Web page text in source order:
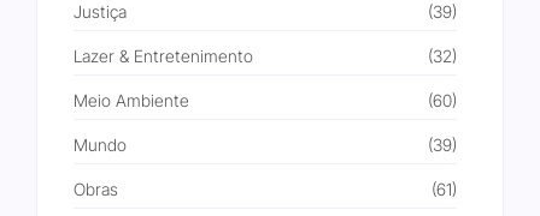
Justiça (39)
Lazer & Entretenimento (32)
Meio Ambiente (60)
Mundo (39)
Obras (61)